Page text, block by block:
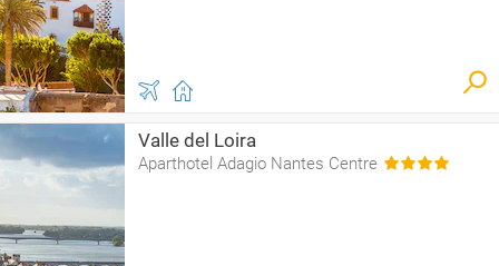
Valle del Loira
Aparthotel Adagio Nantes Centre